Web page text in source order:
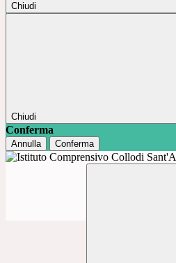
Chiudi
Chiudi
Conferma
Annulla Conferma